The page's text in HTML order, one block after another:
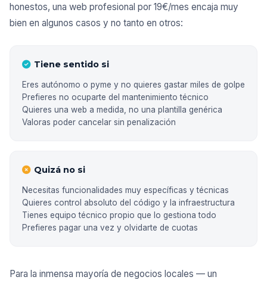
honestos, una web profesional por 19€/mes encaja muy
bien en algunos casos y no tanto en otros:
Tiene sentido si
Eres autónomo o pyme y no quieres gastar miles de golpe
Prefieres no ocuparte del mantenimiento técnico
Quieres una web a medida, no una plantilla genérica
Valoras poder cancelar sin penalización
Quizá no si
Necesitas funcionalidades muy específicas y técnicas
Quieres control absoluto del código y la infraestructura
Tienes equipo técnico propio que lo gestiona todo
Prefieres pagar una vez y olvidarte de cuotas
Para la inmensa mayoría de negocios locales — un